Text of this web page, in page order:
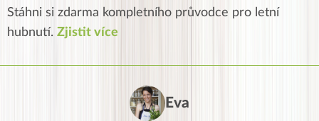
Stáhni si zdarma kompletního průvodce pro letní
hubnutí. Zjistit více
Eva